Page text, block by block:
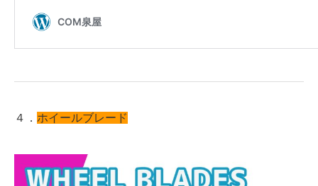
４． ホイールブレード